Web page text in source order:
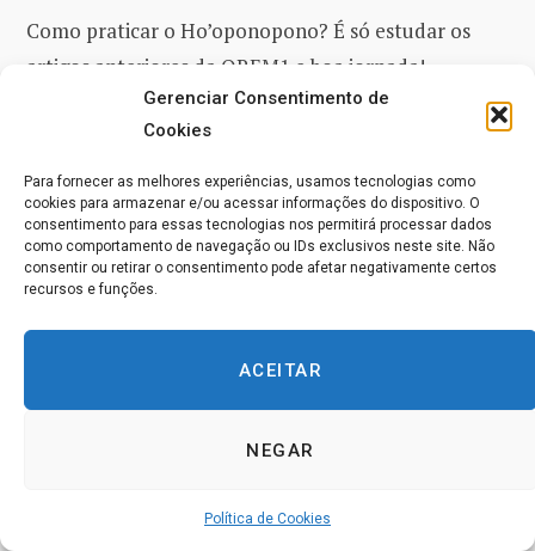
Gerenciar Consentimento de
Cookies
Para fornecer as melhores experiências, usamos tecnologias como
cookies para armazenar e/ou acessar informações do dispositivo. O
consentimento para essas tecnologias nos permitirá processar dados
como comportamento de navegação ou IDs exclusivos neste site. Não
consentir ou retirar o consentimento pode afetar negativamente certos
recursos e funções.
ACEITAR
NEGAR
Política de Cookies
Como praticar o Ho’oponopono? É só estudar os
artigos anteriores da OREM1 e boa jornada!
Imagem emma-simpson-mNGaaLeWEp0-
unsplash.jpg
Referências bibliográficas da OREM1
André Biernath – repórter na Revista Saúde – Grupo
Abril – artigo sobre o filme “Divertida Mente”, que
aborda inteligentemente a questão das memórias
armazenadas;
“Constelações Familiares – O Reconhecimento das